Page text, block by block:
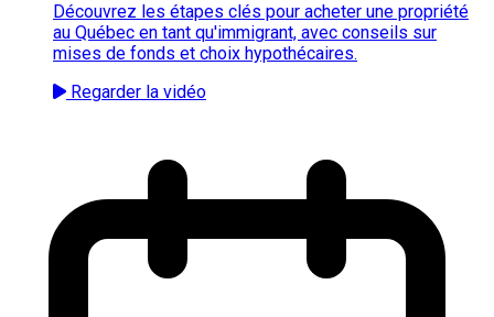
Découvrez les étapes clés pour acheter une propriété
au Québec en tant qu'immigrant, avec conseils sur
mises de fonds et choix hypothécaires.
Regarder la vidéo